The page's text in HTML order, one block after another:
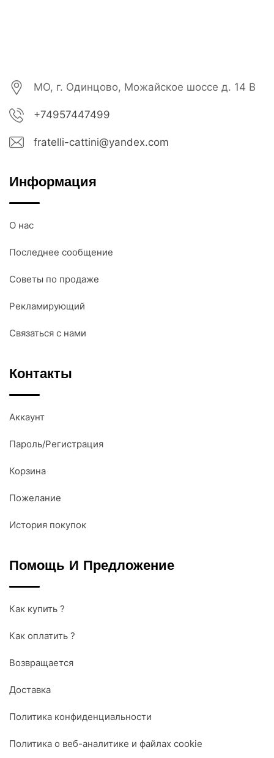
МО, г. Одинцово, Можайское шоссе д. 14 В
+74957447499
fratelli-cattini@yandex.com
Информация
О нас
Последнее сообщение
Советы по продаже
Рекламирующий
Связаться с нами
Контакты
Аккаунт
Пароль/Регистрация
Корзина
Пожелание
История покупок
Помощь И Предложение
Как купить ?
Как оплатить ?
Возвращается
Доставка
Политика конфиденциальности
Политика о веб-аналитике и файлах cookie